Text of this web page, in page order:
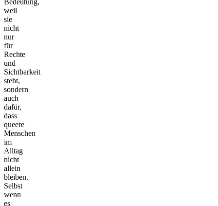
weil
sie
nicht
nur
für
Rechte
und
Sichtbarkeit
steht,
sondern
auch
dafür,
dass
queere
Menschen
im
Alltag
nicht
allein
bleiben.
Selbst
wenn
es